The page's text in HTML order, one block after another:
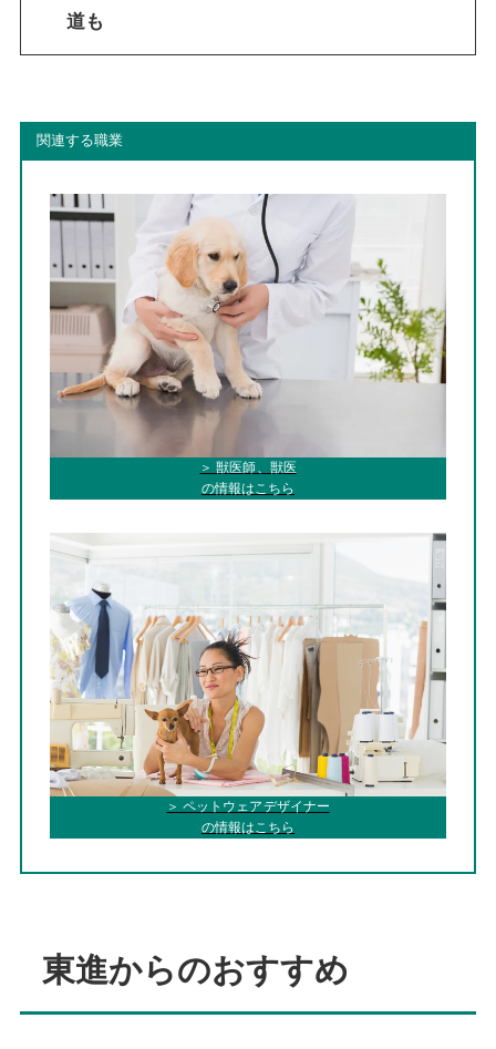
道も
関連する職業
＞ 獣医師、獣医
の情報はこちら
＞ ペットウェアデザイナー
の情報はこちら
東進からのおすすめ